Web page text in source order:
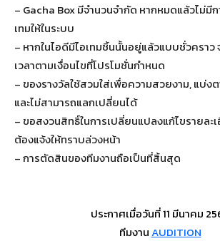
– Gacha Box มีจำนวนจำกัด หากหมดแล้วไม่มี
เทมให้ในระบบ
– หากในไอดีมีไอเทมชิ้นนั้นอยู่แล้วแบบชั่วคราว
เวลาตามเงื่อนไขที่โปรโมชั่นกำหนด
– ของรางวัลใช้สวมใส่เพื่อความสวยงาม, แบ่ง
และไม่สามารถแลกเปลี่ยนได้
– ขอสงวนสิทธิ์ในการเปลี่ยนแปลงแก้ไขรายละ
ต้องแจ้งให้ทราบล่วงหน้า
– การตัดสินของทีมงานถือเป็นที่สิ้นสุด
ประกาศเมื่อวันที่ 11 มีนาคม
ทีมงานAUDITION